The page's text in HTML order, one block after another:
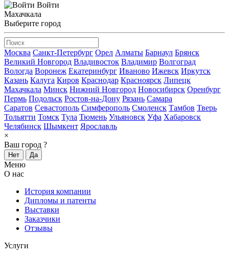
Войти
Махачкала
Выберите город
Москва Санкт-Петербург Орел Алматы Барнаул Брянск
Великий Новгород Владивосток Владимир Волгоград
Вологда Воронеж Екатеринбург Иваново Ижевск Иркутск
Казань Калуга Киров Краснодар Красноярск Липецк
Махачкала Минск Нижний Новгород Новосибирск Оренбург
Пермь Подольск Ростов-на-Дону Рязань Самара
Саратов Севастополь Симферополь Смоленск Тамбов Тверь
Тольятти Томск Тула Тюмень Ульяновск Уфа Хабаровск
Челябинск Шымкент Ярославль
×
Ваш город ?
Нет Да
Меню
О нас
История компании
Дипломы и патенты
Выставки
Заказчики
Отзывы
Услуги